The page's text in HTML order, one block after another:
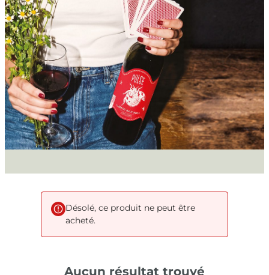
Désolé, ce produit ne peut être
acheté.
Aucun résultat trouvé